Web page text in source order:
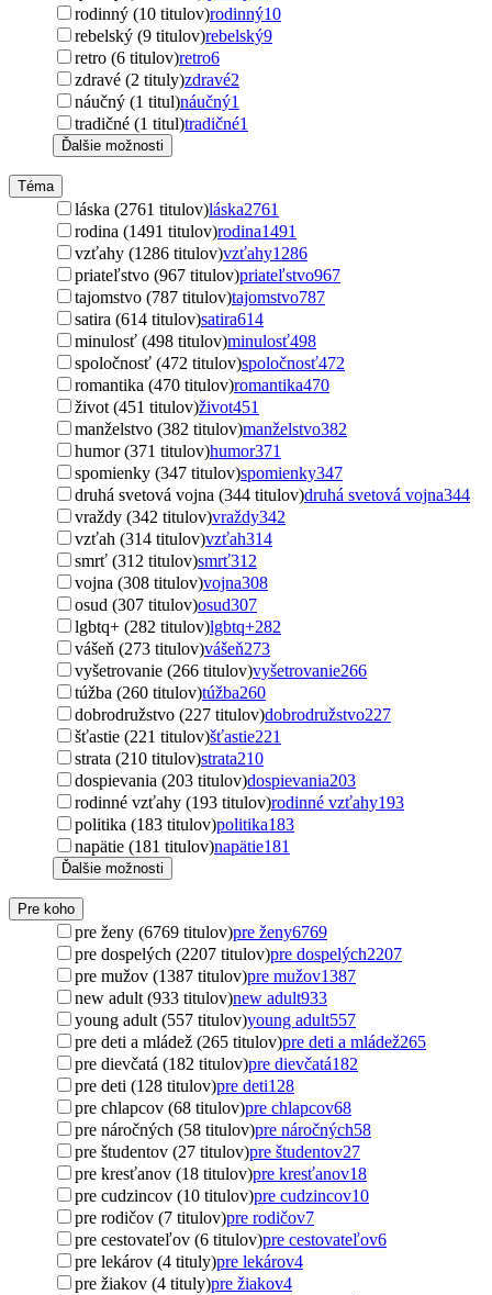
rodinný (10 titulov)rodinný10
rebelský (9 titulov)rebelský9
retro (6 titulov)retro6
zdravé (2 tituly)zdravé2
náučný (1 titul)náučný1
tradičné (1 titul)tradičné1
Ďalšie možnosti
Téma
láska (2761 titulov)láska2761
rodina (1491 titulov)rodina1491
vzťahy (1286 titulov)vzťahy1286
priateľstvo (967 titulov)priateľstvo967
tajomstvo (787 titulov)tajomstvo787
satira (614 titulov)satira614
minulosť (498 titulov)minulosť498
spoločnosť (472 titulov)spoločnosť472
romantika (470 titulov)romantika470
život (451 titulov)život451
manželstvo (382 titulov)manželstvo382
humor (371 titulov)humor371
spomienky (347 titulov)spomienky347
druhá svetová vojna (344 titulov)druhá svetová vojna344
vraždy (342 titulov)vraždy342
vzťah (314 titulov)vzťah314
smrť (312 titulov)smrť312
vojna (308 titulov)vojna308
osud (307 titulov)osud307
lgbtq+ (282 titulov)lgbtq+282
vášeň (273 titulov)vášeň273
vyšetrovanie (266 titulov)vyšetrovanie266
túžba (260 titulov)túžba260
dobrodružstvo (227 titulov)dobrodružstvo227
šťastie (221 titulov)šťastie221
strata (210 titulov)strata210
dospievania (203 titulov)dospievania203
rodinné vzťahy (193 titulov)rodinné vzťahy193
politika (183 titulov)politika183
napätie (181 titulov)napätie181
Ďalšie možnosti
Pre koho
pre ženy (6769 titulov)pre ženy6769
pre dospelých (2207 titulov)pre dospelých2207
pre mužov (1387 titulov)pre mužov1387
new adult (933 titulov)new adult933
young adult (557 titulov)young adult557
pre deti a mládež (265 titulov)pre deti a mládež265
pre dievčatá (182 titulov)pre dievčatá182
pre deti (128 titulov)pre deti128
pre chlapcov (68 titulov)pre chlapcov68
pre náročných (58 titulov)pre náročných58
pre študentov (27 titulov)pre študentov27
pre kresťanov (18 titulov)pre kresťanov18
pre cudzincov (10 titulov)pre cudzincov10
pre rodičov (7 titulov)pre rodičov7
pre cestovateľov (6 titulov)pre cestovateľov6
pre lekárov (4 tituly)pre lekárov4
pre žiakov (4 tituly)pre žiakov4